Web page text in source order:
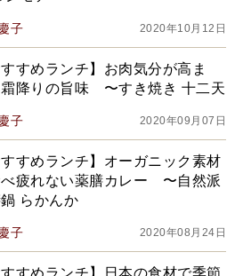
子 2020年10月12日
すすめランチ】お肉気分が高ま
霜降りの旨味 〜すき焼き 十二天
子 2020年09月07日
すすめランチ】オーガニック素材
疲れない薬膳カレー 〜自然派
らかんか
子 2020年08月24日
すすめランチ】日本の食材で季節